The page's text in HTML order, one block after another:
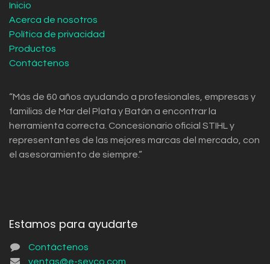
Inicio
Acerca de nosotros
Política de privacidad
Productos
Contáctenos
“Más de 60 años ayudando a profesionales, empresas y
familias de Mar del Plata y Batán a encontrar la
herramienta correcta. Concesionario oficial STIHL y
representantes de las mejores marcas del mercado, con
el asesoramiento de siempre.”
Estamos para ayudarte
Contáctenos
ventas@e-seyco.com